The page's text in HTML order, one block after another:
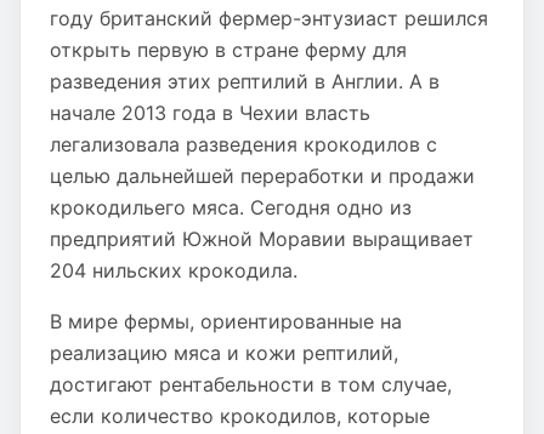
году британский фермер-энтузиаст решился
открыть первую в стране ферму для
разведения этих рептилий в Англии. А в
начале 2013 года в Чехии власть
легализовала разведения крокодилов с
целью дальнейшей переработки и продажи
крокодильего мяса. Сегодня одно из
предприятий Южной Моравии выращивает
204 нильских крокодила.
В мире фермы, ориентированные на
реализацию мяса и кожи рептилий,
достигают рентабельности в том случае,
если количество крокодилов, которые